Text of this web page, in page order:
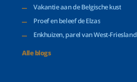
Vakantie aan de Belgische kust
Proef en beleef de Elzas
Enkhuizen, parel van West-Friesland
Alle blogs